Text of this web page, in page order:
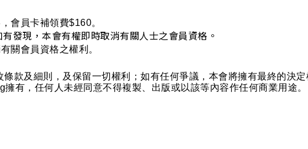
會員卡補領費$160。
發現，本會有權即時取消有關人士之會員資格。
關會員資格之權利。
款及細則，及保留一切權利；如有任何爭議，本會將擁有最終的決定
有，任何人未經同意不得複製、出版或以該等內容作任何商業用途。